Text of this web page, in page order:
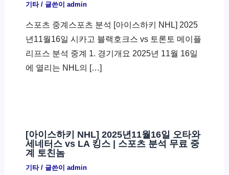
기타/ 글쓴이 admin
스포츠 중계스포츠 분석 [아이스하키 NHL] 2025
년11월16일 시카고 블랙호크스 vs 토론토 메이플
리프스 분석 중계 1. 경기개요 2025년 11월 16일
에 열리는 NHL의 […]
[아이스하키 NHL] 2025년11월16일 오타와
세네터스 vs LA 킹스 | 스포츠 분석 무료 중
계 토친놈
기타/ 글쓴이 admin